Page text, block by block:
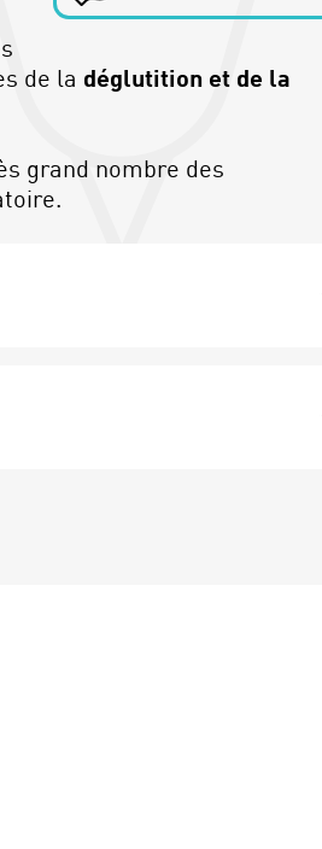
de la déglutition et de la
grand nombre des